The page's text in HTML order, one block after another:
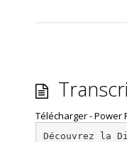
Télécharger - Power
Découvrez la